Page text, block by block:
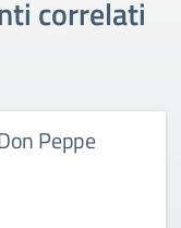
correlati
Peppe